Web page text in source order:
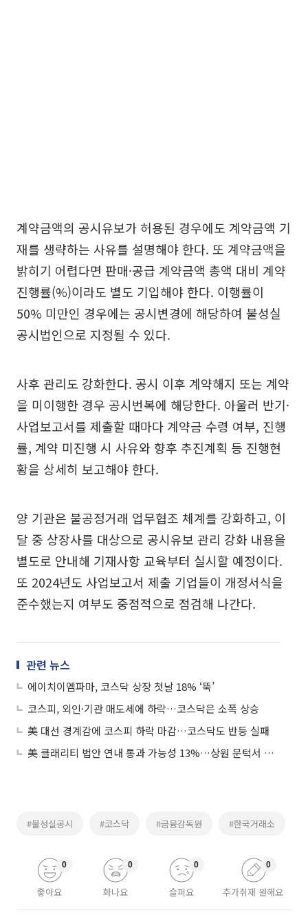
계약금액의 공시유보가 허용된 경우에도 계약금액 기
재를 생략하는 사유를 설명해야 한다. 또 계약금액을
밝히기 어렵다면 판매·공급 계약금액 총액 대비 계약
진행률(%)이라도 별도 기입해야 한다. 이행률이
50% 미만인 경우에는 공시변경에 해당하여 불성실
공시법인으로 지정될 수 있다.
사후 관리도 강화한다. 공시 이후 계약해지 또는 계약
을 미이행한 경우 공시번복에 해당한다. 아울러 반기·
사업보고서를 제출할 때마다 계약금 수령 여부, 진행
률, 계약 미진행 시 사유와 향후 추진계획 등 진행현
황을 상세히 보고해야 한다.
양 기관은 불공정거래 업무협조 체계를 강화하고, 이
달 중 상장사를 대상으로 공시유보 관리 강화 내용을
별도로 안내해 기재사항 교육부터 실시할 예정이다.
또 2024년도 사업보고서 제출 기업들이 개정서식을
준수했는지 여부도 중점적으로 점검해 나간다.
관련 뉴스
에이치이엠파마, 코스닥 상장 첫날 18% ‘뚝’
코스피, 외인·기관 매도세에 하락…코스닥은 소폭 상승
美 대선 경계감에 코스피 하락 마감…코스닥도 반등 실패
美 클래리티 법안 연내 통과 가능성 13%…상원 문턱서 제동
#불성실공시 #코스닥 #금융감독원 #한국거래소
좋아요
0
화나요
0
슬퍼요
0
추가취재 원해요
0